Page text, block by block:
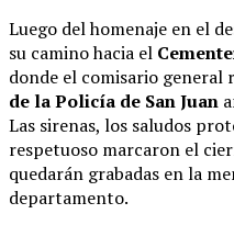
Luego del homenaje en el
su camino hacia el
donde el comisario general
de la Policía de San Juan
Las sirenas, los saludos
respetuoso marcaron el
quedarán grabadas en la
departamento.